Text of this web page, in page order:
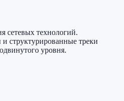
сетевых технологий.
структурированные треки
уровня.